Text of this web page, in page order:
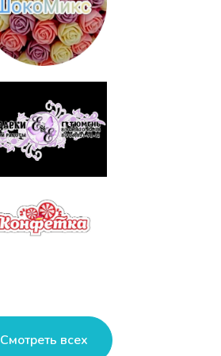
Смотреть всех